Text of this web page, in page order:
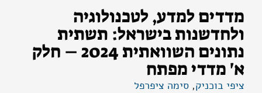
מדדים למדע, לטכנולוגיה
ולחדשנות בישראל: תשתית
נתונים השוואתית 2024 – חלק
א' מדדי מפתח
ציפי בוכניק, סימה ציפרפל